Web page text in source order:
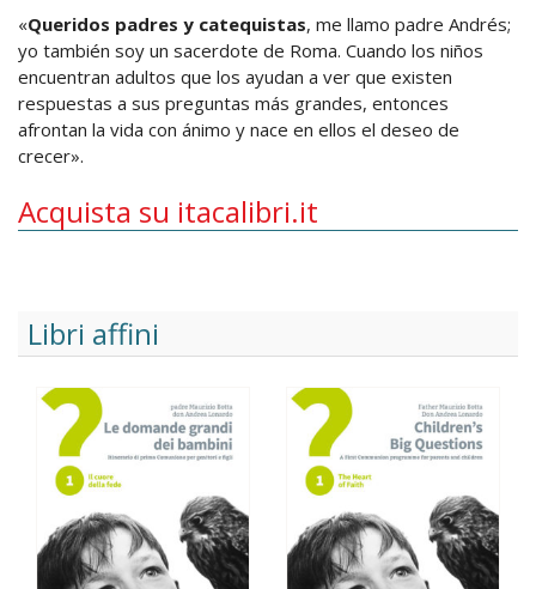
«Queridos padres y catequistas, me llamo padre Andrés;
yo también soy un sacerdote de Roma. Cuando los niños
encuentran adultos que los ayudan a ver que existen
respuestas a sus preguntas más grandes, entonces
afrontan la vida con ánimo y nace en ellos el deseo de
crecer».
Acquista su itacalibri.it
Libri affini